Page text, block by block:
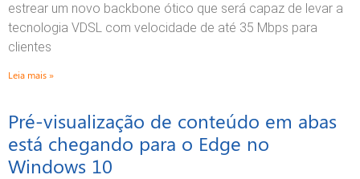
estrear um novo backbone ótico que será capaz de levar a
tecnologia VDSL com velocidade de até 35 Mbps para
clientes
Leia mais »
Pré-visualização de conteúdo em abas
está chegando para o Edge no
Windows 10